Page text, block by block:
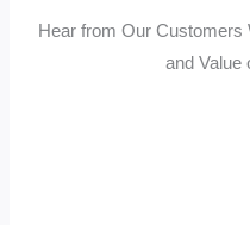
Hear from Our Customers
and Value